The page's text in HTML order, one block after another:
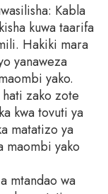
Kabla
kuwa taarifa
Hakiki mara
yanaweza
yako.
zako zote
kwa tovuti ya
matatizo ya
maombi yako
mtandao wa